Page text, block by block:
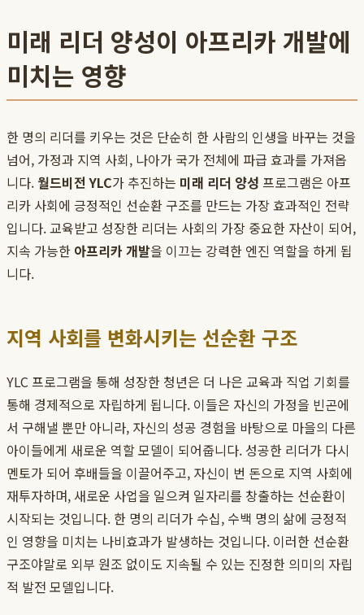
미래 리더 양성이 아프리카 개발에
미치는 영향
한 명의 리더를 키우는 것은 단순히 한 사람의 인생을 바꾸는 것을
넘어, 가정과 지역 사회, 나아가 국가 전체에 파급 효과를 가져옵
니다. 월드비전 YLC가 추진하는 미래 리더 양성 프로그램은 아프
리카 사회에 긍정적인 선순환 구조를 만드는 가장 효과적인 전략
입니다. 교육받고 성장한 리더는 사회의 가장 중요한 자산이 되어,
지속 가능한 아프리카 개발을 이끄는 강력한 엔진 역할을 하게 됩
니다.
지역 사회를 변화시키는 선순환 구조
YLC 프로그램을 통해 성장한 청년은 더 나은 교육과 직업 기회를
통해 경제적으로 자립하게 됩니다. 이들은 자신의 가정을 빈곤에
서 구해낼 뿐만 아니라, 자신의 성공 경험을 바탕으로 마을의 다른
아이들에게 새로운 역할 모델이 되어줍니다. 성공한 리더가 다시
멘토가 되어 후배들을 이끌어주고, 자신이 번 돈으로 지역 사회에
재투자하며, 새로운 사업을 일으켜 일자리를 창출하는 선순환이
시작되는 것입니다. 한 명의 리더가 수십, 수백 명의 삶에 긍정적
인 영향을 미치는 나비효과가 발생하는 것입니다. 이러한 선순환
구조야말로 외부 원조 없이도 지속될 수 있는 진정한 의미의 자립
적 발전 모델입니다.